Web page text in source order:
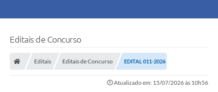
Editais de Concurso
Editais Editais de Concurso EDITAL 011-2026
Atualizado em: 15/07/2026 às 10h56